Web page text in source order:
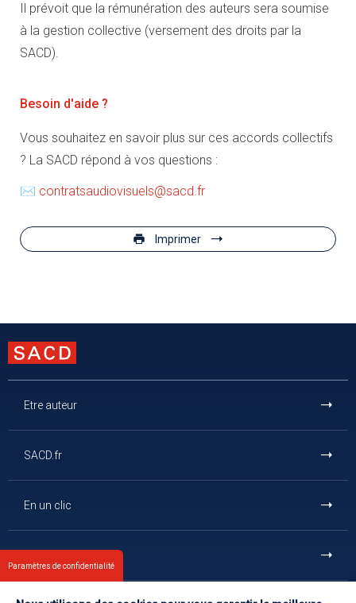
Il prévoit que la rémunération des auteurs sera soumise
à la gestion collective (versement des droits par la
SACD).
Besoin d'aide ?
Vous souhaitez en savoir plus sur ces accords collectifs
? La SACD répond à vos questions :
✉ contratsaudiovisuels@sacd.fr
Imprimer
Etre auteur
SACD.fr
En un clic
Paramètres de confidentialité